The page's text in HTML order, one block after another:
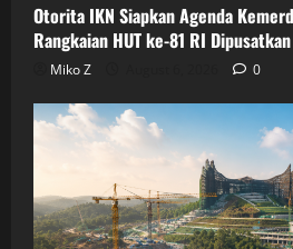
Otorita IKN Siapkan Agenda
Rangkaian HUT ke-81 RI
Miko Z 0